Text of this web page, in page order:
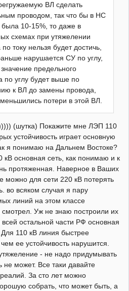
ВЛ сделать
проводом, так что бы в НС
была 10-15%, то даже в
схемах при утяжелении
току нельзя будет достичь,
нарушается СУ по углу,
предельного
по углу будет выше по
к ВЛ до замены провода,
потери в этой ВЛ.
(шутка) Покажите мне ЛЭП 110
устойчивость играет основную
я понимаю на Дальнем Востоке?
кВ основная сеть, как понимаю и к
протяженная. Наверное в Ваших
можно для сети 220 кВ потерять
во всяком случая я пару
линий на этом классе
Уж не знаю построили их
всей остальной части РФ основная
Для 110 кВ линия быстрее
ее устойчивость нарушится.
- не надо придумывать
не может. Все таки давайте
реалий. За сто лет можно
собрать, что может быть, а